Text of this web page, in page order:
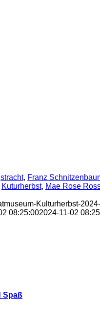
, Franz
Kuturherbst, Mae Rose
Kulturherbst-
08:25:002024-11-02
Spaß